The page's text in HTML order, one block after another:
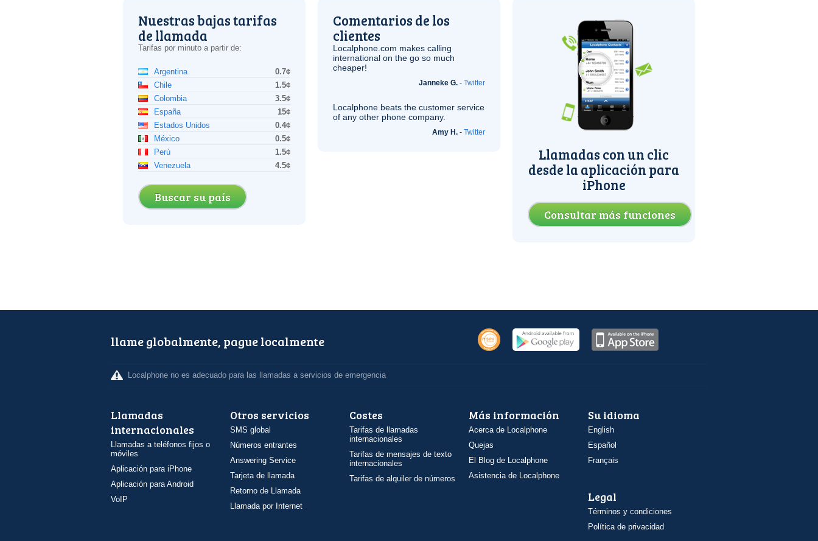
Nuestras bajas tarifas
de llamada
Tarifas por minuto a partir de:
Argentina
0.7¢
Chile
1.5¢
Colombia
3.5¢
España
15¢
Estados Unidos
0.4¢
México
0.5¢
Perú
1.5¢
Venezuela
4.5¢
Buscar su país
Comentarios de los
clientes
Localphone.com makes calling
international on the go so much
cheaper!
Janneke G. - Twitter
Localphone beats the customer service
of any other phone company.
Amy H. - Twitter
Llamadas con un clic
desde la aplicación para
iPhone
Consultar más funciones
llame globalmente, pague localmente
Localphone no es adecuado para las llamadas a servicios de emergencia
Llamadas
internacionales
Llamadas a teléfonos fijos o
móviles
Aplicación para iPhone
Aplicación para Android
VoIP
Otros servicios
SMS global
Números entrantes
Answering Service
Tarjeta de llamada
Retorno de Llamada
Llamada por Internet
Costes
Tarifas de llamadas
internacionales
Tarifas de mensajes de texto
internacionales
Tarifas de alquiler de números
Más información
Acerca de Localphone
Quejas
El Blog de Localphone
Asistencia de Localphone
Su idioma
English
Español
Français
Legal
Términos y condiciones
Política de privacidad